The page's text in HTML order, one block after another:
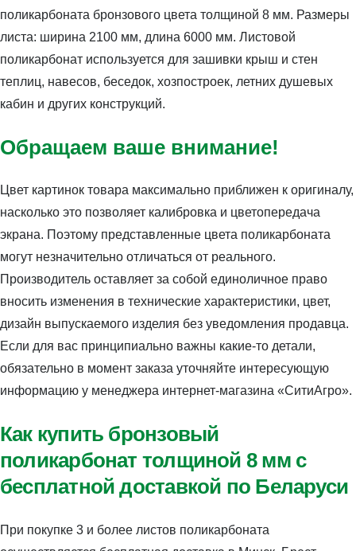
поликарбоната бронзового цвета толщиной 8 мм. Размеры
листа: ширина 2100 мм, длина 6000 мм. Листовой
поликарбонат используется для зашивки крыш и стен
теплиц, навесов, беседок, хозпостроек, летних душевых
кабин и других конструкций.
Обращаем ваше внимание!
Цвет картинок товара максимально приближен к оригиналу,
насколько это позволяет калибровка и цветопередача
экрана. Поэтому представленные цвета поликарбоната
могут незначительно отличаться от реального.
Производитель оставляет за собой единоличное право
вносить изменения в технические характеристики, цвет,
дизайн выпускаемого изделия без уведомления продавца.
Если для вас принципиально важны какие-то детали,
обязательно в момент заказа уточняйте интересующую
информацию у менеджера интернет-магазина «СитиАгро».
Как купить бронзовый
поликарбонат толщиной 8 мм с
бесплатной доставкой по Беларуси
При покупке 3 и более листов поликарбоната